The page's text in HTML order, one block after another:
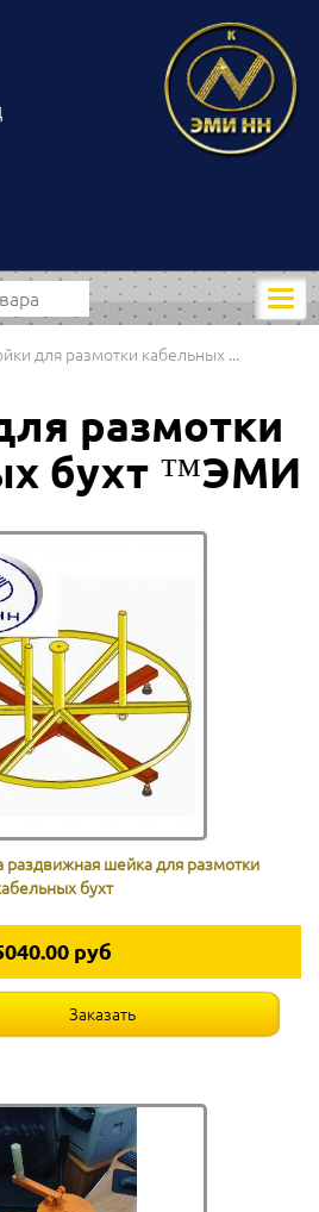
для размотки кабельных ...
размотки
бухт ™ЭМИ
шейка для размотки
бухт
руб